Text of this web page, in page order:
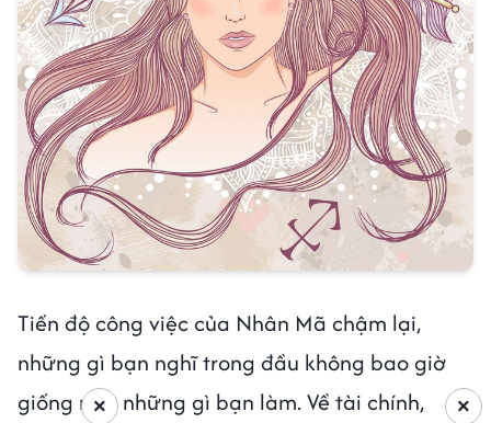
Tiến độ công việc của Nhân Mã chậm lại,
những gì bạn nghĩ trong đầu không bao giờ
giống như những gì bạn làm. Về tài chính,
×
×